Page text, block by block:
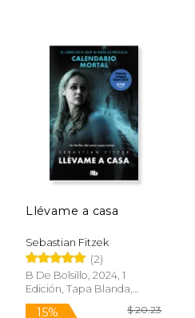
15%
Llévame a casa
Sebastian Fitzek
(2)
B De Bolsillo, 2024, 1
Edición, Tapa Blanda,
Nuevo